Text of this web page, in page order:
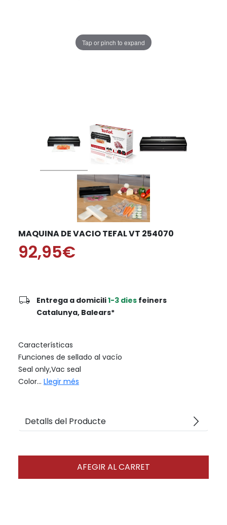
Tap or pinch to expand
MAQUINA DE VACIO TEFAL VT 254070
92,95€
local_shipping Entrega a domicili1-3 dies feiners
Catalunya, Balears*
Características
Funciones de sellado al vacío
Seal only,Vac seal
Color... Llegir més
Detalls del Producte arrow_forward_ios
AFEGIR AL CARRET